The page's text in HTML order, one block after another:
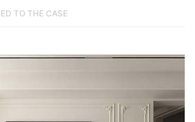
TO THE CASE